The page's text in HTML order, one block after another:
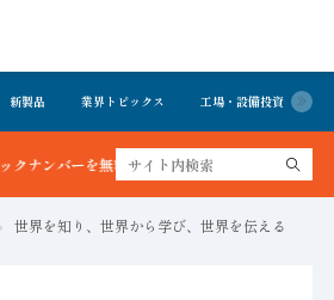
新製品 業界トピックス 工場・設備投資
ーを無料で公開中 詳細はこちら
世界を知り、世界から学び、世界を伝える